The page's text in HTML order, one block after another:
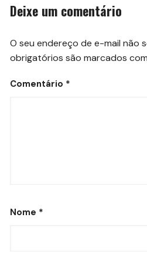
Deixe um comentário
O seu endereço de e-mail não
obrigatórios são marcados com
Comentário *
Nome *